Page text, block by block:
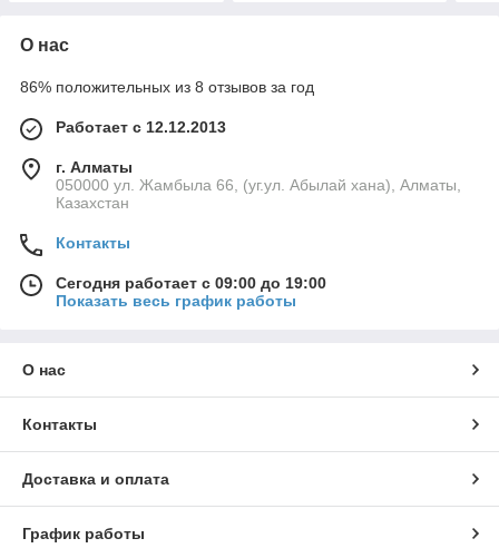
О нас
86% положительных из 8 отзывов за год
Работает с 12.12.2013
г. Алматы
050000 ул. Жамбыла 66, (уг.ул. Абылай хана), Алматы,
Казахстан
Контакты
Сегодня работает с 09:00 до 19:00
Показать весь график работы
О нас
Контакты
Доставка и оплата
График работы